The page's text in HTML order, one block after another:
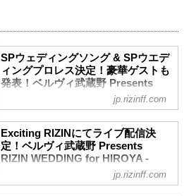
SPウェディングソング & SPウエデ
ィングプロレス決定！豪華ゲストも
発表！ベルヴィ武蔵野 Presents
RIZIN WEDDING for HIROYA -
RIZIN FIGHTING FEDERATION オ
フィシャルサイト
8月21日（土）に催される『ベルヴィ武蔵
野 Presents RIZIN WEDDING for
グライターのTEEがスペシャルウェディ
jp.rizinff.com
Exciting RIZINにてライブ配信決
定！ベルヴィ武蔵野 Presents
RIZIN WEDDING for HIROYA -
RIZIN FIGHTING FEDERATION オ
フィシャルサイト
jp.rizinff.com